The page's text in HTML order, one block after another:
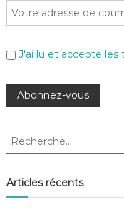
J'ai lu et accepte
R
h
e
Articles récents